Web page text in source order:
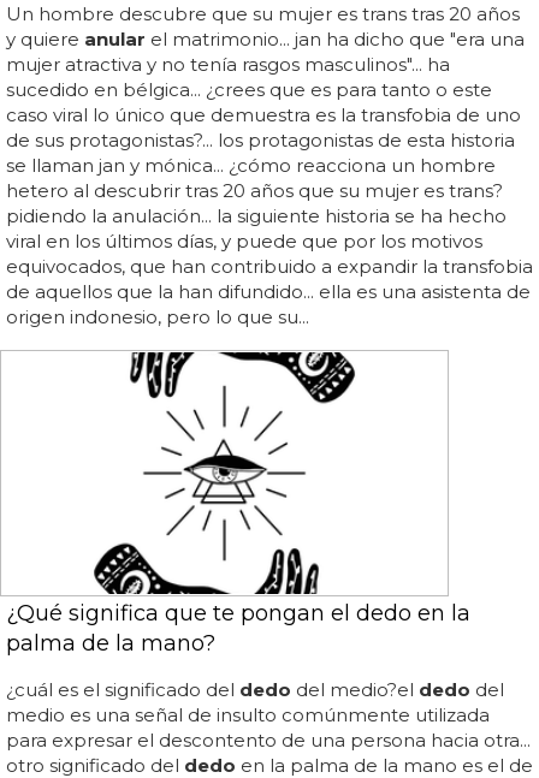
Un hombre descubre que su mujer es trans tras 20 años
y quiere anular el matrimonio... jan ha dicho que "era una
mujer atractiva y no tenía rasgos masculinos"... ha
sucedido en bélgica... ¿crees que es para tanto o este
caso viral lo único que demuestra es la transfobia de uno
de sus protagonistas?... los protagonistas de esta historia
se llaman jan y mónica... ¿cómo reacciona un hombre
hetero al descubrir tras 20 años que su mujer es trans?
pidiendo la anulación... la siguiente historia se ha hecho
viral en los últimos días, y puede que por los motivos
equivocados, que han contribuido a expandir la transfobia
de aquellos que la han difundido... ella es una asistenta de
origen indonesio, pero lo que su...
¿Qué significa que te pongan el dedo en la
palma de la mano?
¿cuál es el significado del dedo del medio?el dedo del
medio es una señal de insulto comúnmente utilizada
para expresar el descontento de una persona hacia otra...
otro significado del dedo en la palma de la mano es el de